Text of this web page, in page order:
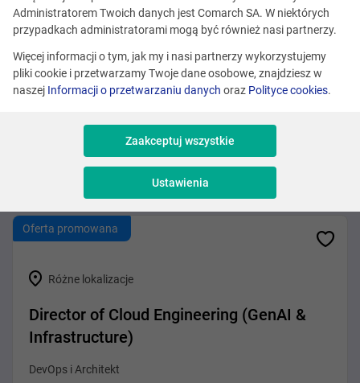
Zobacz podobne oferty
Różne lokalizacje
(BSS/OSS – Telco)
Oferta promowana
Różne lokalizacje
Director of Cloud Engineering (GenAI &
Infrastructure)
DevOps i Architekt
Administratorem Twoich danych jest Comarch SA. W niektórych
przypadkach administratorami mogą być również nasi partnerzy.
Więcej informacji o tym, jak my i nasi partnerzy wykorzystujemy
pliki cookie i przetwarzamy Twoje dane osobowe, znajdziesz w
naszej Informacji o przetwarzaniu danych oraz Polityce cookies.
Zaakceptuj wszystkie
Ustawienia